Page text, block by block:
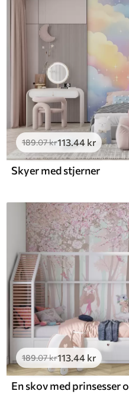
189.07kr113.44 kr
Skyer med stjerner
189.07kr113.44 kr